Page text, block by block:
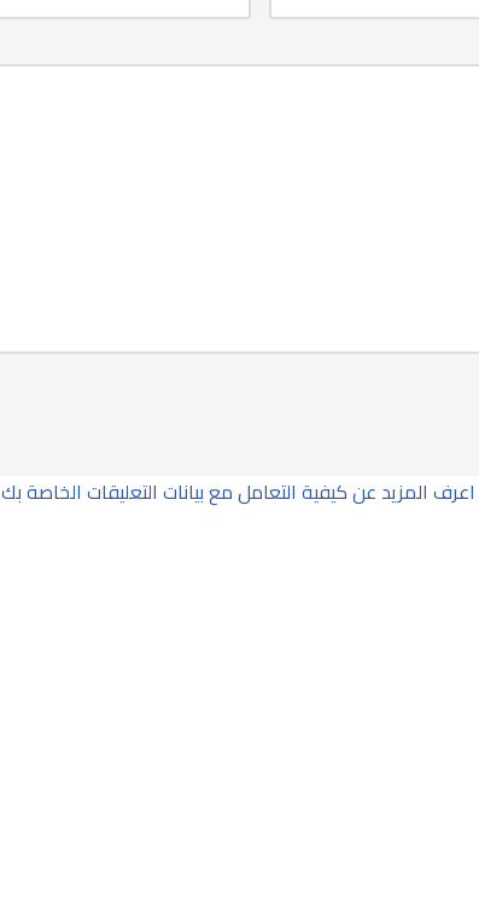
اعرف المزيد عن كيفية التعامل مع بيانات التعليقات الخاصة بك processed